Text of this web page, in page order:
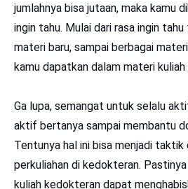
jumlahnya bisa jutaan, maka kamu
ingin tahu. Mulai dari rasa ingin
materi baru, sampai berbagai
kamu dapatkan dalam materi kuliah
Ga lupa, semangat untuk selalu
aktif bertanya sampai membantu
Tentunya hal ini bisa menjadi
perkuliahan di kedokteran.
kuliah kedokteran dapat